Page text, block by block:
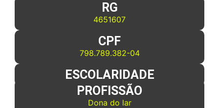
RG
4651607
CPF
798.789.382-04
ESCOLARIDADE
PROFISSÃO
Dona do lar